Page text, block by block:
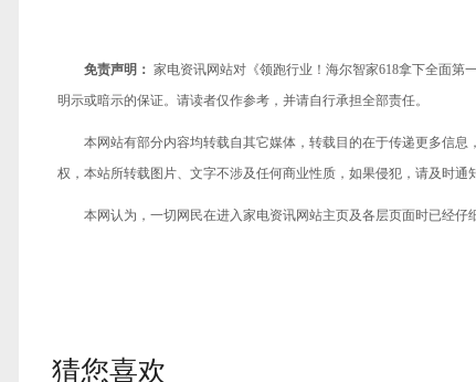
免责声明： 家电资讯网站对《领跑行业！海尔智家618拿下全面
明示或暗示的保证。请读者仅作参考，并请自行承担全部责任。
本网站有部分内容均转载自其它媒体，转载目的在于传递更多信
权，本站所转载图片、文字不涉及任何商业性质，如果侵犯，请及时
本网认为，一切网民在进入家电资讯网站主页及各层页面时已经仔
猜您喜欢